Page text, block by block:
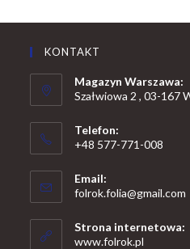
KONTAKT
Magazyn Warszawa:
Szałwiowa 2 , 03-167
Telefon:
+48 577-771-008
in
your
application
Email:
folrok.folia@gmail.com
Strona internetowa:
www.folrok.pl